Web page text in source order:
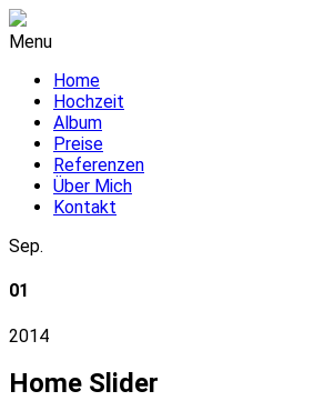
Menu
Home
Hochzeit
Album
Preise
Referenzen
Über Mich
Kontakt
Sep.
01
2014
Home Slider